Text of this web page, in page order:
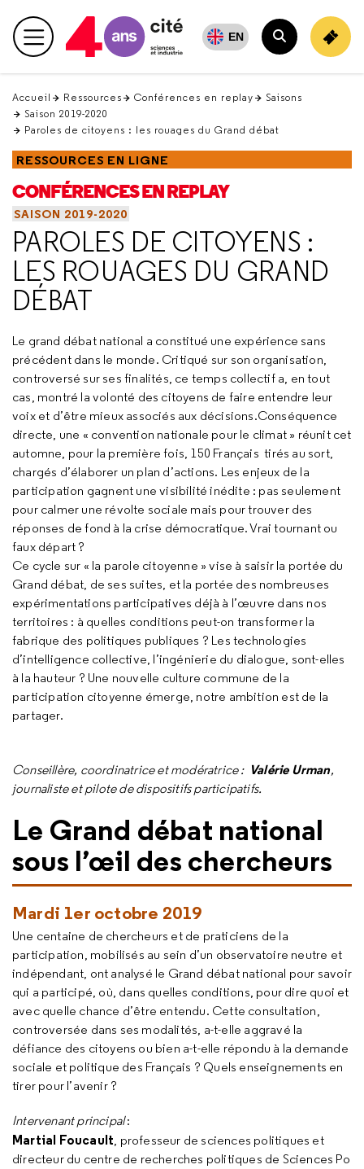
en
haut Menu principal EN
Rechercher
Accueil Ressources Conférences en replay
Saisons
Saison 2019-2020
Paroles de citoyens : les rouages du Grand débat
RESSOURCES EN LIGNE
CONFÉRENCES EN REPLAY
SAISON 2019-2020
PAROLES DE CITOYENS :
LES ROUAGES DU GRAND
DÉBAT
Le grand débat national a constitué une expérience sans
précédent dans le monde. Critiqué sur son organisation,
controversé sur ses finalités, ce temps collectif a, en tout
cas, montré la volonté des citoyens de faire entendre leur
voix et d’être mieux associés aux décisions.Conséquence
directe, une « convention nationale pour le climat » réunit cet
automne, pour la première fois, 150 Français tirés au sort,
chargés d’élaborer un plan d’actions. Les enjeux de la
participation gagnent une visibilité inédite : pas seulement
pour calmer une révolte sociale mais pour trouver des
réponses de fond à la crise démocratique. Vrai tournant ou
faux départ ?
Ce cycle sur « la parole citoyenne » vise à saisir la portée du
Grand débat, de ses suites, et la portée des nombreuses
expérimentations participatives déjà à l’œuvre dans nos
territoires : à quelles conditions peut-on transformer la
fabrique des politiques publiques ? Les technologies
d’intelligence collective, l’ingénierie du dialogue, sont-elles
à la hauteur ? Une nouvelle culture commune de la
participation citoyenne émerge, notre ambition est de la
partager.
Conseillère, coordinatriceet modératrice : Valérie Urman,
journaliste et pilote de dispositifs participatifs.
Le Grand débat national
sous l’œil des chercheurs
Mardi 1er octobre 2019
Une centaine de chercheurs et de praticiens de la
participation, mobilisés au sein d’un observatoire neutre et
indépendant, ont analysé le Grand débat national pour savoir
qui a participé, où, dans quelles conditions, pour dire quoi et
avec quelle chance d’être entendu. Cette consultation,
controversée dans ses modalités, a-t-elle aggravé la
défiance des citoyens ou bien a-t-elle répondu à la demande
sociale et politique des Français ? Quels enseignements en
tirer pour l’avenir ?
Intervenant principal:
Martial Foucault, professeur de sciences politiques et
directeur du centre de recherches politiques de Sciences Po